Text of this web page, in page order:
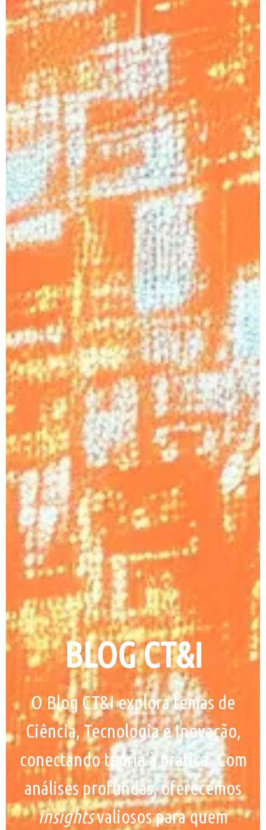
BLOG CT&I
O Blog CT&I explora temas de
Ciência, Tecnologia e Inovação,
conectando teoria à prática. Com
análises profundas, oferecemos
insightsvaliosos para quem